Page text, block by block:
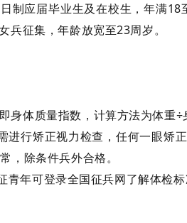
制应届毕业生及在校生，年满18
征集，年龄放宽至23周岁。
体质量指数，计算方法为体重÷
行矫正视力检查，任何一眼
，除条件兵外合格。
年可登录全国征兵网了解体检标